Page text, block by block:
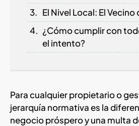
El Nivel Local: El Vecino
¿Cómo cumplir con
el intento?
Para cualquier propietario o
jerarquía normativa es la
negocio próspero y una multa